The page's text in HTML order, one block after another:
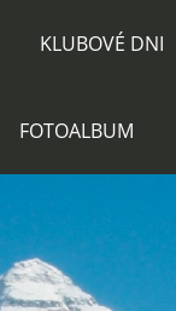
KLUBOVÉ DNI
FOTOALBUM